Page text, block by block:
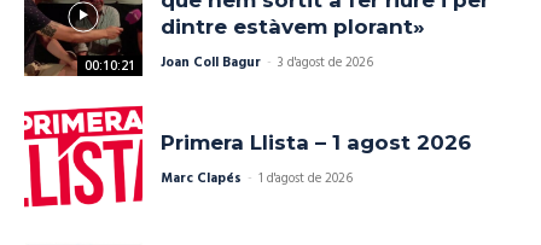
00:10:21
dintre estàvem plorant»
Joan Coll Bagur - 3 d'agost de 2026
Primera Llista – 1 agost 2026
Marc Clapés - 1 d'agost de 2026